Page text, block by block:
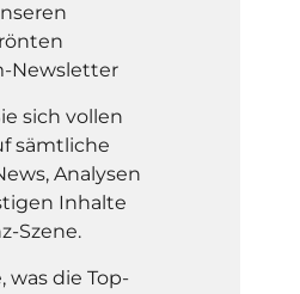
Newsletter
sich vollen
sämtliche
Analysen
Inhalte
Szene.
was die Top-